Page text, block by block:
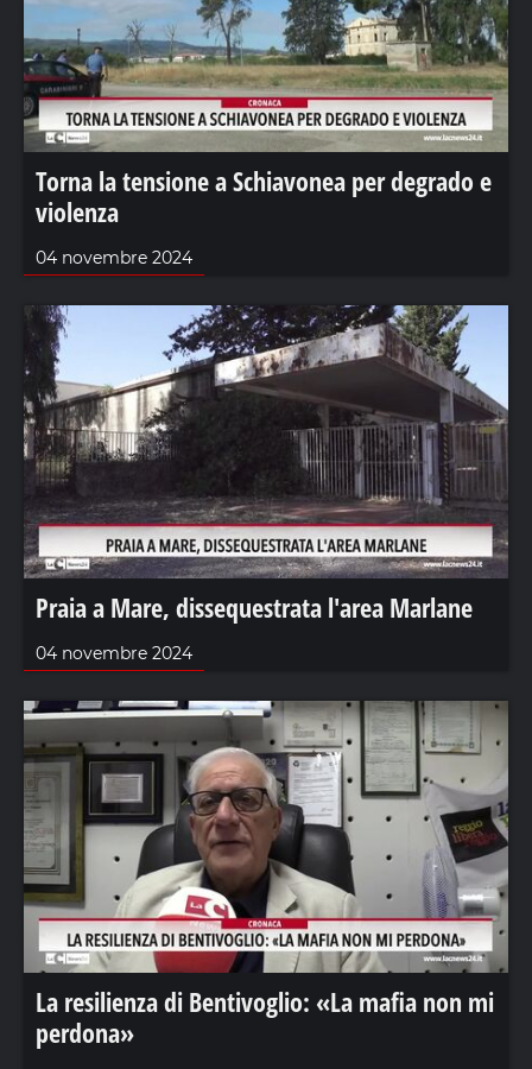
Torna la tensione a Schiavonea per degrado e
violenza
04 novembre 2024
Praia a Mare, dissequestrata l'area Marlane
04 novembre 2024
La resilienza di Bentivoglio: «La mafia non mi
perdona»